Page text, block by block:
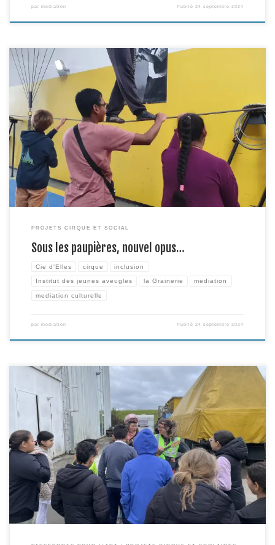
par mediation Publié24 septembre 2024
Art visuel par excellence, penser une expérience du cirque adaptée aux
déficients visuels n’était pas chose évidente de prime abord. En 2021
pourtant, à l’occasion de la Biennale des Arts vivant de Toulouse, Yaëlle
Antoine, fondatrice de la Cie D’Elles, des éducatrices de l’IJA et la Grainerie
imaginent rencontres, ateliers […]
PROJETS CIRQUE ET SOCIAL
Sous les paupières, nouvel opus…
Cie d'Elles cirque inclusion
Institut des jeunes aveugles la Grainerie mediation
mediation culturelle
par mediation Publié 24 septembre 2024
Pour clore leur parcours des Passeports pour l’Art, chacune des trois
classes s’est rendue pendant toute une journée à la Grainerie. Nous avons
donc reçu le lundi 29 avril la classe de CP de l’école de Soupetard et la
classe de CE1 le mardi 30 avril, et la classe de […]